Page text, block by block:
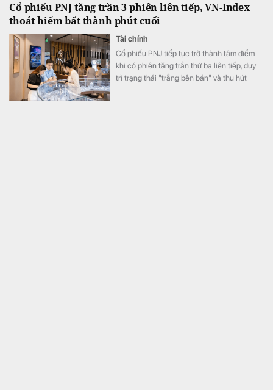
lượng lớn, yêu cầu doanh nghiệp chuyển
tiền đặt cọc.
Cổ phiếu PNJ tăng trần 3 phiên liên tiếp, VN-Index
thoát hiểm bất thành phút cuối
Tài chính
Cổ phiếu PNJ tiếp tục trở thành tâm điểm
khi có phiên tăng trần thứ ba liên tiếp, duy
trì trạng thái "trắng bên bán" và thu hút